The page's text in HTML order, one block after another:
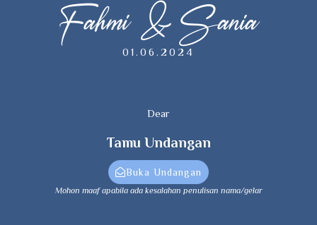
Fahmi & Sania
01.06.2024
Dear
Tamu Undangan
Buka Undangan
Mohon maaf apabila ada kesalahan penulisan nama/gelar